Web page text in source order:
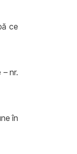
ce
nr.
în